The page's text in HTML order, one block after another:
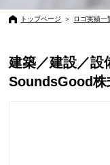
トップページ ＞ ロゴ実績一
建築／建設／
SoundsGood株